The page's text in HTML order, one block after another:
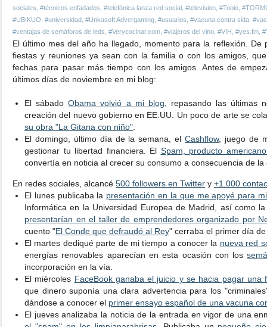
sociales #técnicos enfadados #telefónica lanza red social #television #Tooio
#UBIKUO #universidad #Unkasoft Advergaming #usuarios #vacuna contra sida
#ventajas de semáforos de leds #Verycocinar.com #viajeros del vino #VIH #yes.fm
El último mes del año ha llegado, momento para la reflexión.
fiestas y reuniones ya sean con la familia o con los amigos,
fechas para pasar más tiempo con los amigos. Antes de
últimos días de noviembre en mi blog:
El sábadoObama volvió a mi blog , repasando las últimas
creación del nuevo gobierno en EE.UU. Un poco de arte se
su obra "La Gitana con niño"
El domingo, último día de la semana, el Cashflow, juego de
gestionar tu libertad financiera. El Spam, producto
convertía en noticia al crecer su consumo a consecuencia de la
En redes sociales, alcancé 500 followers en Twitter y +1.000
El lunes publicaba la presentación en la que me apoyé para
Informática en la Universidad Europea de Madrid, así como
presentarían en el taller de emprendedores organizado por
cuento "El Conde que defraudó al Rey" cerraba el primer día
El martes dediqué parte de mi tiempo a conocer la nueva red
energías renovables aparecían en esta ocasión con los
incorporación en la vía.
El miércoles FaceBook ganaba el juicio y se hacia pagar una
que dinero suponía una clara advertencia para los
dándose a conocer el primer ensayo español de una vacuna
El jueves analizaba la noticia de la entrada en vigor de una